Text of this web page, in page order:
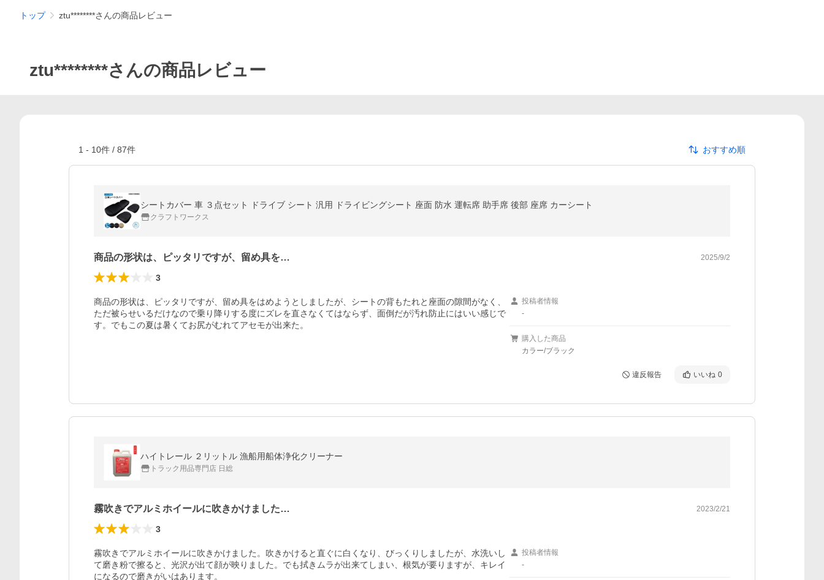
トップ ztu********さんの商品レビュー
ztu********さんの商品レビュー
1 - 10件 / 87件 おすすめ順
シートカバー 車 ３点セット ドライブ シート 汎用 ドライビングシート 座面 防水 運転席 助手席 後部 座席 カーシート
クラフトワークス
商品の形状は、ピッタリですが、留め具を… 2025/9/2
3
商品の形状は、ピッタリですが、留め具をはめようとしましたが、シートの背もたれと座面の隙間がなく、
ただ被らせいるだけなので乗り降りする度にズレを直さなくてはならず、面倒だが汚れ防止にはいい感じで
す。でもこの夏は暑くてお尻がむれてアセモが出来た。
投稿者情報
-
購入した商品
カラー/ブラック
違反報告 いいね 0
ハイトレール ２リットル 漁船用船体浄化クリーナー
トラック用品専門店 日総
霧吹きでアルミホイールに吹きかけました… 2023/2/21
3
霧吹きでアルミホイールに吹きかけました。吹きかけると直ぐに白くなり、びっくりしましたが、水洗いし
て磨き粉で擦ると、光沢が出て顔が映りました。でも拭きムラが出来てしまい、根気が要りますが、キレイ
になるので磨きがいはあります。
投稿者情報
-